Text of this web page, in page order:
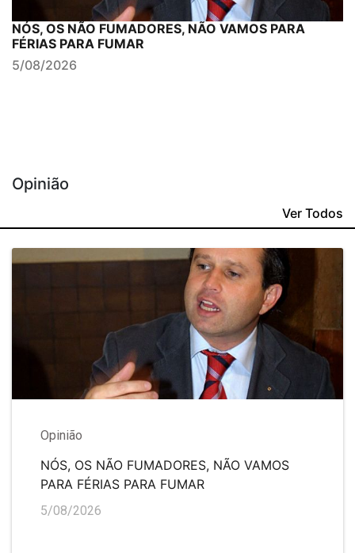
NÓS, OS NÃO FUMADORES, NÃO VAMOS PARA
FÉRIAS PARA FUMAR
5/08/2026
Opinião
Ver Todos
Opinião
NÓS, OS NÃO FUMADORES, NÃO VAMOS
PARA FÉRIAS PARA FUMAR
5/08/2026